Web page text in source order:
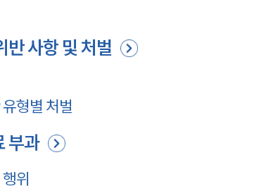
반 사항 및 처벌
형별 처벌
부과
위